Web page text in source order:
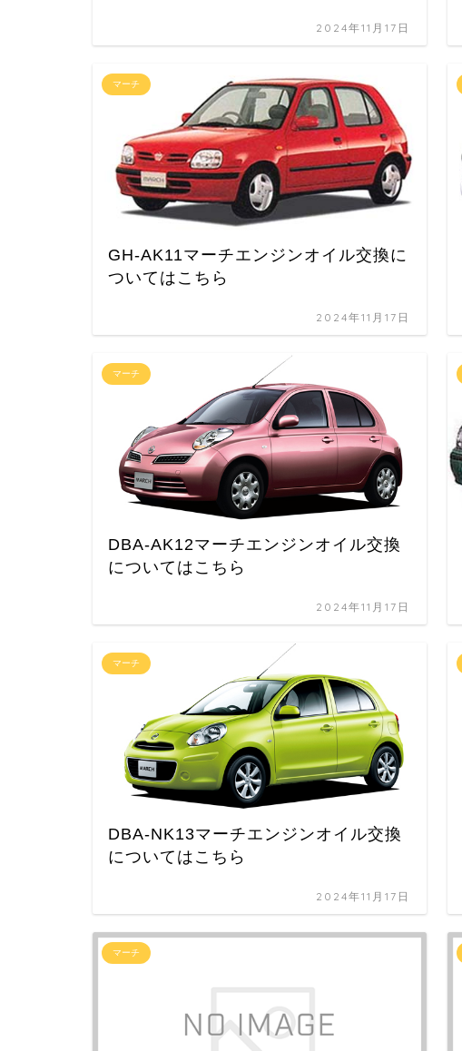
2024年11月17日
マーチ
GH-AK11マーチエンジンオイル交換に
ついてはこちら
2024年11月17日
マーチ
DBA-AK12マーチエンジンオイル交換
についてはこちら
2024年11月17日
マーチ
DBA-NK13マーチエンジンオイル交換
についてはこちら
2024年11月17日
マーチ